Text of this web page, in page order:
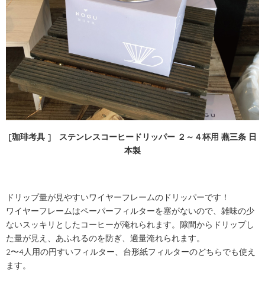
[珈琲考具 ]
ステンレスコーヒードリッパー ２～４杯用 燕三条 日
本製
ドリップ量が見やすいワイヤーフレームのドリッパーです！
ワイヤーフレームはペーパーフィルターを塞がないので、雑味の少
ないスッキリとしたコーヒーが淹れられます。隙間からドリップし
た量が見え、あふれるのを防ぎ、適量淹れられます。
2〜4人用の円すいフィルター、台形紙フィルターのどちらでも使え
ます。